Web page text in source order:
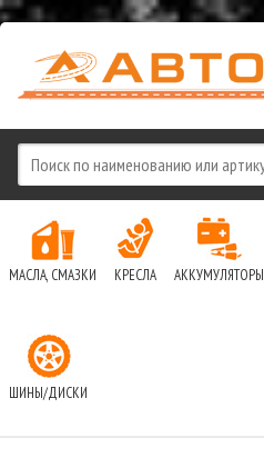
МАСЛА, СМАЗКИ КРЕСЛА АККУМУЛЯТОРЫ
ШИНЫ/ДИСКИ